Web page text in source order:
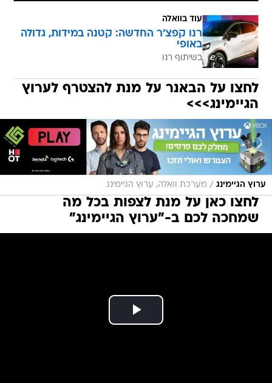
עוד בוואלה
רנו קפצ'ר החדשה: קטנה במידות, גדולה
באופי
בשיתוף רנו
לחצו על הבאנר על מנת להצטרף לערוץ
הגיימינג>>>
ערוץ הגיימינג / מערכת וואלה, ערוץ הגיימינג
לחצו כאן על מנת לצפות בכל מה
שמחכה לכם ב-"ערוץ הגיימינג"